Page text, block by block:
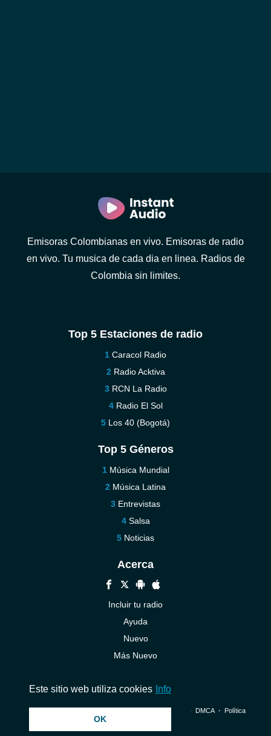
Emisoras Colombianas en vivo. Emisoras de radio
en vivo. Tu musica de cada dia en linea. Radios de
Colombia sin limites.
Top 5 Estaciones de radio
Caracol Radio
Radio Acktiva
RCN La Radio
Radio El Sol
Los 40 (Bogotá)
Top 5 Géneros
Música Mundial
Música Latina
Entrevistas
Salsa
Noticias
Acerca
Incluir tu radio
Ayuda
Nuevo
Más Nuevo
© 2026 InstantAudio. Reservados todos los derechos. ・ DMCA・ Política
Este sitio web utiliza cookies Info
OK